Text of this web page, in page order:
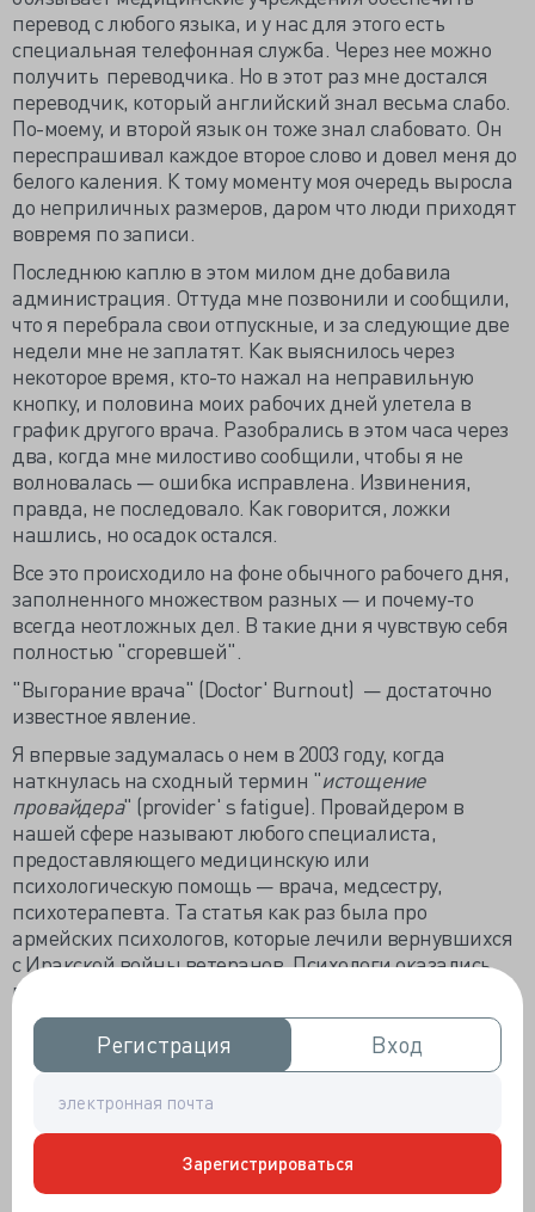
Регистрация
Регистрация Вход
Вход
Зарегистрироваться
перевод с любого языка, и у нас для этого есть
специальная телефонная служба. Через нее можно
получить переводчика. Но в этот раз мне достался
переводчик, который английский знал весьма слабо.
По-моему, и второй язык он тоже знал слабовато. Он
переспрашивал каждое второе слово и довел меня до
белого каления. К тому моменту моя очередь выросла
до неприличных размеров, даром что люди приходят
вовремя по записи.
Последнюю каплю в этом милом дне добавила
администрация. Оттуда мне позвонили и сообщили,
что я перебрала свои отпускные, и за следующие две
недели мне не заплатят. Как выяснилось через
некоторое время, кто-то нажал на неправильную
кнопку, и половина моих рабочих дней улетела в
график другого врача. Разобрались в этом часа через
два, когда мне милостиво сообщили, чтобы я не
волновалась — ошибка исправлена. Извинения,
правда, не последовало. Как говорится, ложки
нашлись, но осадок остался.
Все это происходило на фоне обычного рабочего дня,
заполненного множеством разных — и почему-то
всегда неотложных дел. В такие дни я чувствую себя
полностью "сгоревшей".
"Выгорание врача" (Doctor' Burnout) — достаточно
известное явление.
Я впервые задумалась о нем в 2003 году, когда
наткнулась на сходный термин "истощение
провайдера" (provider' s fatigue). Провайдером в
нашей сфере называют любого специалиста,
предоставляющего медицинскую или
психологическую помощь — врача, медсестру,
психотерапевта. Та статья как раз была про
армейских психологов, которые лечили вернувшихся
с Иракской войны ветеранов. Психологи оказались,
прямо скажем, психологически не подготовлены к
обрушившемуся на них потоку искалеченных
молодых ребят. Психологи быстро истощались сами и
не могли работать.
В последующие годы научные журналы запестрили
статьями на тему Doctor's Burnout.
вообще-то был введен в
употребление теми же психологaми аж в 1974 году, и